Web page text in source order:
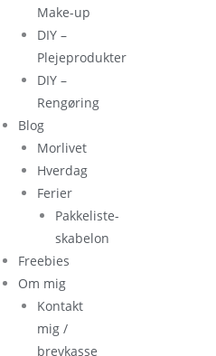
Make-up
DIY –
Plejeprodukter
DIY –
Rengøring
Blog
Morlivet
Hverdag
Ferier
Pakkeliste-
skabelon
Freebies
Om mig
Kontakt
mig /
brevkasse